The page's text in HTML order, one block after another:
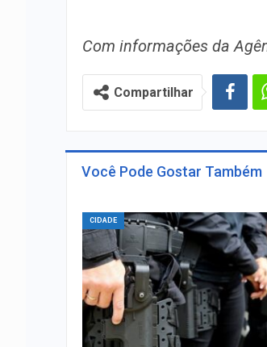
Com informações da
Compartilhar
Você Pode Gostar Também
CIDADE